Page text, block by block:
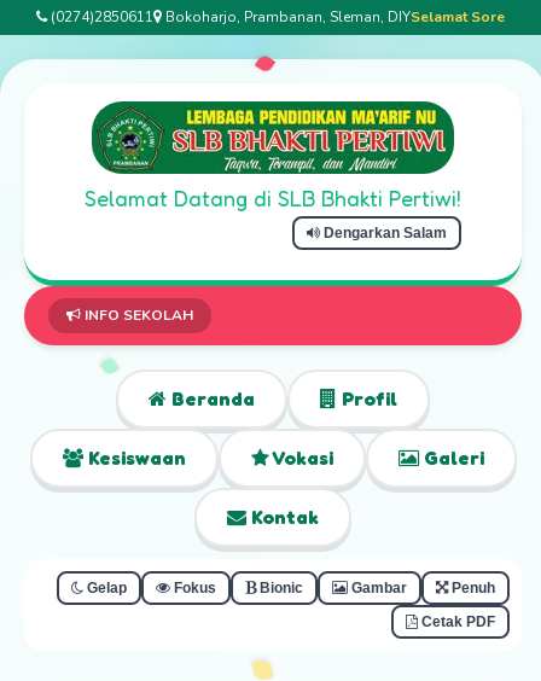
(0274)2850611 Bokoharjo, Prambanan, Sleman, DIYSelamat Sore
Selamat Datang di SLB Bhakti Pertiwi!
Dengarkan Salam
INFO SEKOLAH
Beranda Profil
Kesiswaan Vokasi Galeri
Kontak
Gelap Fokus Bionic Gambar
Penuh
Cetak PDF